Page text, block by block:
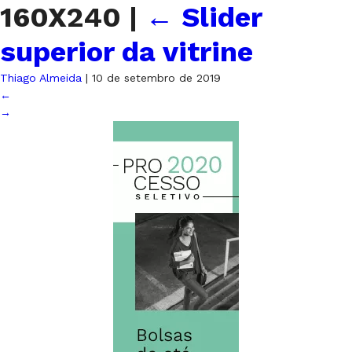
160X240 | ← Slider
superior da vitrine
Thiago Almeida | 10 de setembro de 2019
←
→